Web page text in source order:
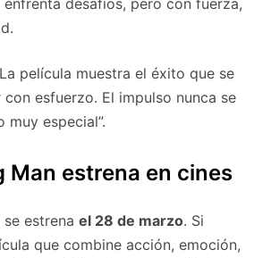
enfrenta desafíos, pero con fuerza,
película muestra el éxito que se
con esfuerzo. El impulso nunca se
muy especial”.
Man estrena en cines
se estrena el 28 de marzo. Si
que combine acción, emoción,